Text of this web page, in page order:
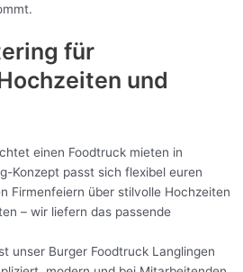
für
und
einen Foodtruck mieten in
Konzept passt sich flexibel euren
Firmenfeiern über stilvolle Hochzeiten
– wir liefern das passende
unser Burger Foodtruck Langlingen